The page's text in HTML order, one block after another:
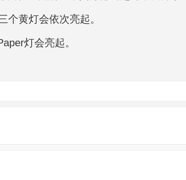
个黄灯会依次亮起。
灯会亮起。